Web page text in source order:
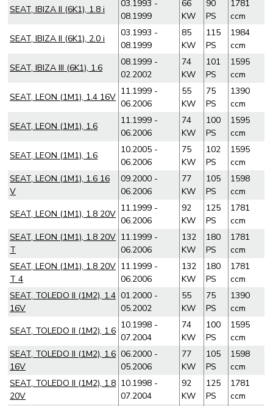
SEAT, IBIZA II (6K1), 1.8 i
03.1993 -
08.1999
66
KW
90
PS
1781
ccm
SEAT, IBIZA II (6K1), 2.0 i
03.1993 -
08.1999
85
KW
115
PS
1984
ccm
SEAT, IBIZA III (6K1), 1.6
08.1999 -
02.2002
74
KW
101
PS
1595
ccm
SEAT, LEON (1M1), 1.4 16V
11.1999 -
06.2006
55
KW
75
PS
1390
ccm
SEAT, LEON (1M1), 1.6
11.1999 -
06.2006
74
KW
100
PS
1595
ccm
SEAT, LEON (1M1), 1.6
10.2005 -
06.2006
75
KW
102
PS
1595
ccm
SEAT, LEON (1M1), 1.6 16
V
09.2000 -
06.2006
77
KW
105
PS
1598
ccm
SEAT, LEON (1M1), 1.8 20V
11.1999 -
06.2006
92
KW
125
PS
1781
ccm
SEAT, LEON (1M1), 1.8 20V
T
11.1999 -
06.2006
132
KW
180
PS
1781
ccm
SEAT, LEON (1M1), 1.8 20V
T 4
11.1999 -
06.2006
132
KW
180
PS
1781
ccm
SEAT, TOLEDO II (1M2), 1.4
16V
01.2000 -
05.2002
55
KW
75
PS
1390
ccm
SEAT, TOLEDO II (1M2), 1.6
10.1998 -
07.2004
74
KW
100
PS
1595
ccm
SEAT, TOLEDO II (1M2), 1.6
16V
06.2000 -
05.2006
77
KW
105
PS
1598
ccm
SEAT, TOLEDO II (1M2), 1.8
20V
10.1998 -
07.2004
92
KW
125
PS
1781
ccm